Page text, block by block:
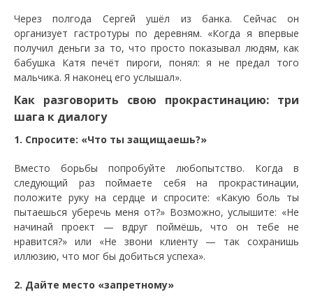
Через полгода Сергей ушёл из банка. Сейчас он
организует гастротуры по деревням. «Когда я впервые
получил деньги за то, что просто показывал людям, как
бабушка Катя печёт пироги, понял: я не предал того
мальчика. Я наконец его услышал».
Как разговорить свою прокрастинацию: три
шага к диалогу
1. Спросите: «Что ты защищаешь?»
Вместо борьбы попробуйте любопытство. Когда в
следующий раз поймаете себя на прокрастинации,
положите руку на сердце и спросите: «Какую боль ты
пытаешься уберечь меня от?» Возможно, услышите: «Не
начинай проект — вдруг поймёшь, что он тебе не
нравится?» или «Не звони клиенту — так сохранишь
иллюзию, что мог бы добиться успеха».
2. Дайте место «запретному»